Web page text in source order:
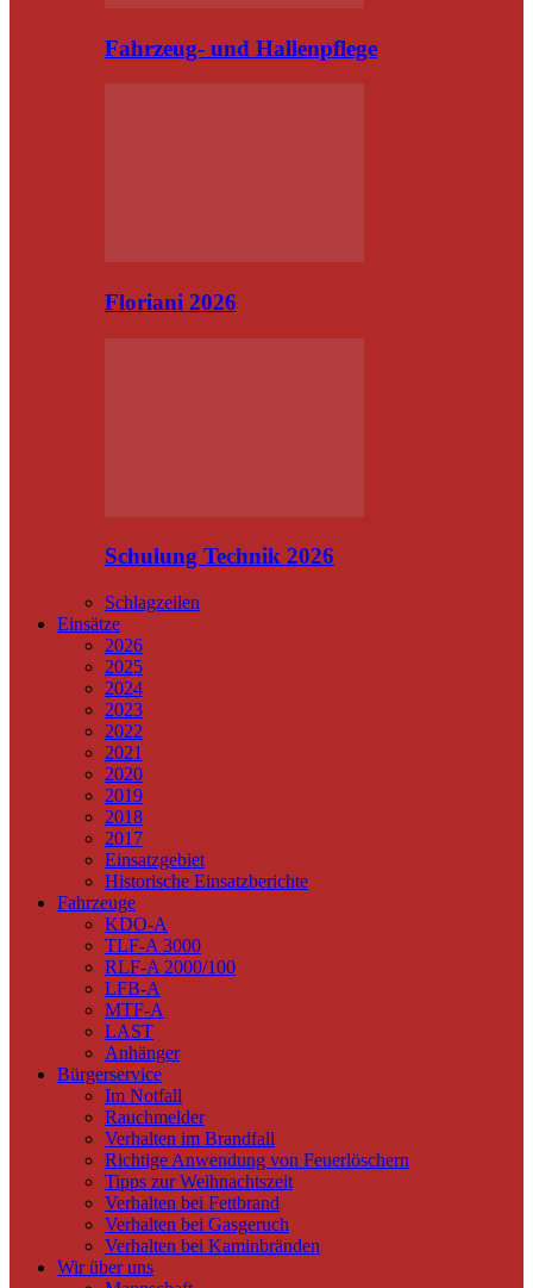
Fahrzeug- und Hallenpflege
Floriani 2026
Schulung Technik 2026
Schlagzeilen
Einsätze
2026
2025
2024
2023
2022
2021
2020
2019
2018
2017
Einsatzgebiet
Historische Einsatzberichte
Fahrzeuge
KDO-A
TLF-A 3000
RLF-A 2000/100
LFB-A
MTF-A
LAST
Anhänger
Bürgerservice
Im Notfall
Rauchmelder
Verhalten im Brandfall
Richtige Anwendung von Feuerlöschern
Tipps zur Weihnachtszeit
Verhalten bei Fettbrand
Verhalten bei Gasgeruch
Verhalten bei Kaminbränden
Wir über uns